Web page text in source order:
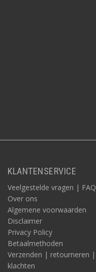
KLANTENSERVICE
Veelgestelde vragen | FAQ
Over ons
Algemene voorwaarden
Disclaimer
Privacy Policy
Betaalmethoden
Verzenden | retourneren |
klachten